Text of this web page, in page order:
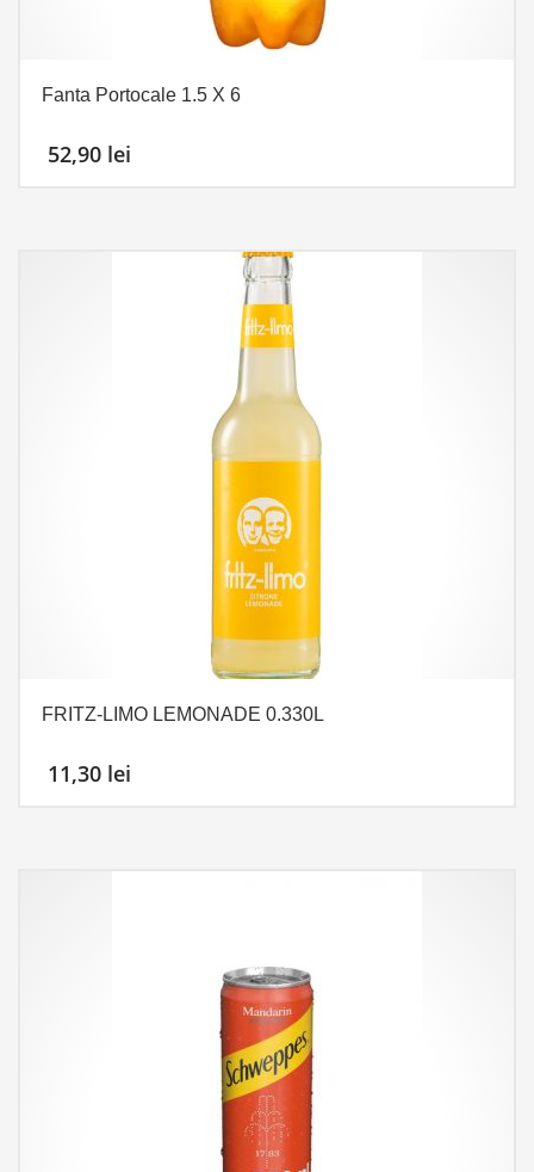
Fanta Portocale 1.5 X 6
52,90 lei
FRITZ-LIMO LEMONADE 0.330L
11,30 lei